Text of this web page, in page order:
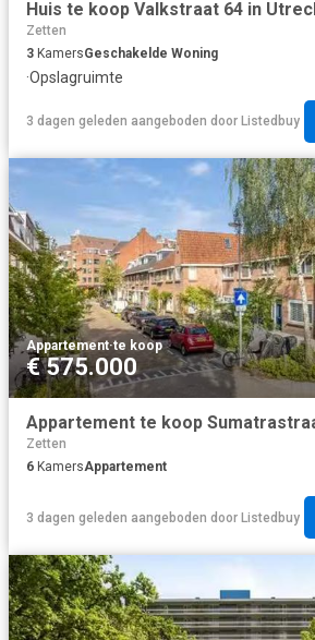
Zetten
3 KamersGeschakelde Woning
·Opslagruimte
3 dagen geleden aangeboden door Listedbuy
Appartement·te koop
€ 575.000
Zetten
6 KamersAppartement
3 dagen geleden aangeboden door Listedbuy